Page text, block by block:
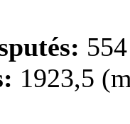
554
1923,5